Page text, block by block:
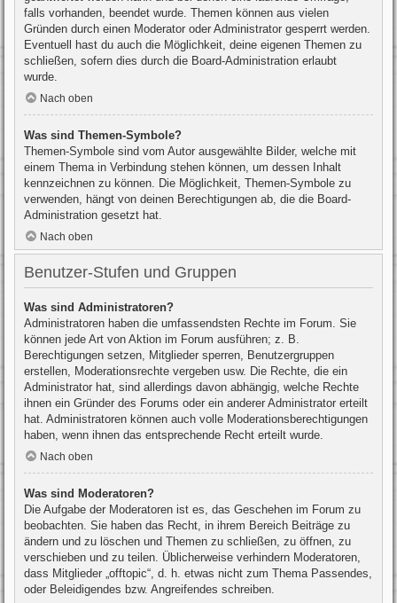
falls vorhanden, beendet wurde. Themen können aus vielen
Gründen durch einen Moderator oder Administrator gesperrt werden.
Eventuell hast du auch die Möglichkeit, deine eigenen Themen zu
schließen, sofern dies durch die Board-Administration erlaubt
wurde.
Nach oben
Was sind Themen-Symbole?
Themen-Symbole sind vom Autor ausgewählte Bilder, welche mit
einem Thema in Verbindung stehen können, um dessen Inhalt
kennzeichnen zu können. Die Möglichkeit, Themen-Symbole zu
verwenden, hängt von deinen Berechtigungen ab, die die Board-
Administration gesetzt hat.
Nach oben
Benutzer-Stufen und Gruppen
Was sind Administratoren?
Administratoren haben die umfassendsten Rechte im Forum. Sie
können jede Art von Aktion im Forum ausführen; z. B.
Berechtigungen setzen, Mitglieder sperren, Benutzergruppen
erstellen, Moderationsrechte vergeben usw. Die Rechte, die ein
Administrator hat, sind allerdings davon abhängig, welche Rechte
ihnen ein Gründer des Forums oder ein anderer Administrator erteilt
hat. Administratoren können auch volle Moderationsberechtigungen
haben, wenn ihnen das entsprechende Recht erteilt wurde.
Nach oben
Was sind Moderatoren?
Die Aufgabe der Moderatoren ist es, das Geschehen im Forum zu
beobachten. Sie haben das Recht, in ihrem Bereich Beiträge zu
ändern und zu löschen und Themen zu schließen, zu öffnen, zu
verschieben und zu teilen. Üblicherweise verhindern Moderatoren,
dass Mitglieder „offtopic“, d. h. etwas nicht zum Thema Passendes,
oder Beleidigendes bzw. Angreifendes schreiben.